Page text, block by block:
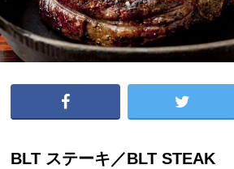
BLT ステーキ／BLT STEAK